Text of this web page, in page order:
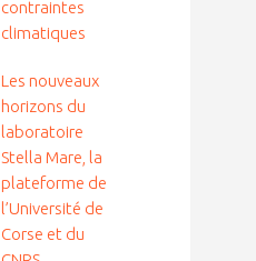
contraintes
climatiques
Les nouveaux
horizons du
laboratoire
Stella Mare, la
plateforme de
l’Université de
Corse et du